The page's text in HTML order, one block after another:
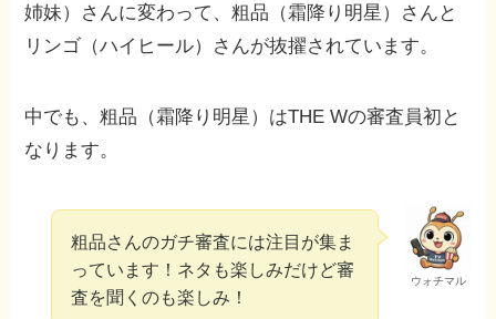
姉妹）さんに変わって、粗品（霜降り明星）さんと
リンゴ（ハイヒール）さんが抜擢されています。
中でも、粗品（霜降り明星）はTHE Wの審査員初と
なります。
ウォチマル
粗品さんのガチ審査には注目が集ま
っています！ネタも楽しみだけど審
査を聞くのも楽しみ！